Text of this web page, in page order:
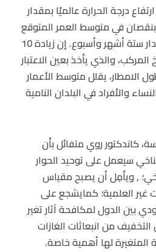
درجة الحرارة عالميًا بمقدار
في متوسط العمر المتوقع
بمقدار 0.44 سنة، أو بمقدار ستة أشهر وأسبوع. إن زيادة 10
والذي يأخذ بعين الاعتبار
الامطار، يقلل متوسط الأعمار
والأفراد في البلدان النامية
كاندكتور روي متفائل بأن
سيعمل على توحيد الحوار
, ويأمِل أن يصبح مقياس
غير العلمية؛ كمايشجع على
بين الدول لمكافحة آثار تغير
من انبعاثات الغازات
المتغيرة لها أهمية خاصة.